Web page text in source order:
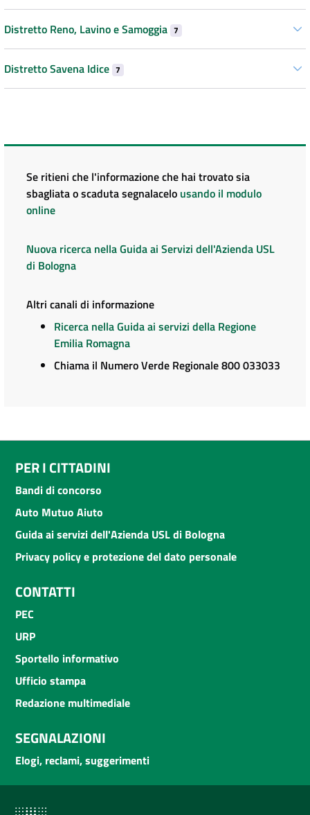
Distretto Reno, Lavino e Samoggia 7
Distretto Savena Idice 7
Se ritieni che l'informazione che hai trovato sia
sbagliata o scaduta segnalacelo usando il modulo
online
Nuova ricerca nella Guida ai Servizi dell'Azienda USL
di Bologna
Altri canali di informazione
Ricerca nella Guida ai servizi della Regione
Emilia Romagna
Chiama il Numero Verde Regionale 800 033033
PER I CITTADINI
Bandi di concorso
Auto Mutuo Aiuto
Guida ai servizi dell'Azienda USL di Bologna
Privacy policy e protezione del dato personale
CONTATTI
PEC
URP
Sportello informativo
Ufficio stampa
Redazione multimediale
SEGNALAZIONI
Elogi, reclami, suggerimenti